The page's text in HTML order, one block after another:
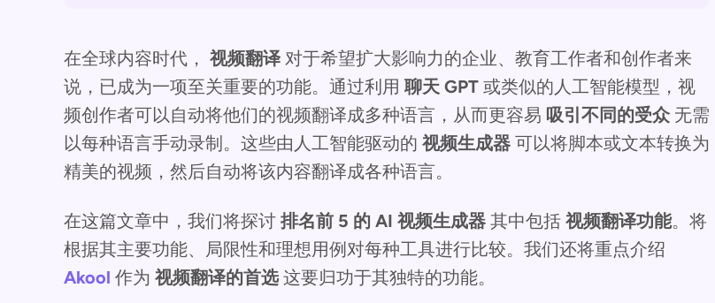
在全球内容时代， 视频翻译 对于希望扩大影响力的企业、教育工作者和创作者来
说，已成为一项至关重要的功能。通过利用 聊天 GPT 或类似的人工智能模型，视
频创作者可以自动将他们的视频翻译成多种语言，从而更容易 吸引不同的受众无需
以每种语言手动录制。这些由人工智能驱动的 视频生成器 可以将脚本或文本转换为
精美的视频，然后自动将该内容翻译成各种语言。
在这篇文章中，我们将探讨 排名前 5 的 AI 视频生成器 其中包括 视频翻译功能。将
根据其主要功能、局限性和理想用例对每种工具进行比较。我们还将重点介绍
Akool 作为 视频翻译的首选这要归功于其独特的功能。